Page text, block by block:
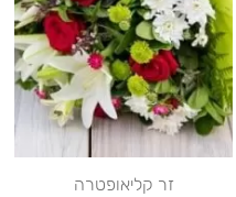
זר קליאופטרה